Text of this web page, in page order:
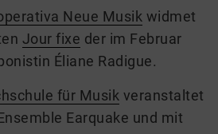
Neue Musik widmet
Jour fixe der im Februar
Éliane Radigue.
für Musik veranstaltet
Earquake und mit